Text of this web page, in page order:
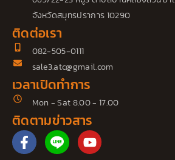
จังหวัดสมุทรปราการ 10290
ติดต่อเรา
082-505-0111
sale3.atc@gmail.com
เวลาเปิดทำการ
Mon - Sat 8.00 - 17.00
ติดตามข่าวสาร
F
a
Y
o